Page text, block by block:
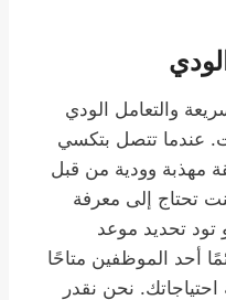
والتعامل الودي
عندما تتصل بتكسي
مهذبة وودية من قبل
تحتاج إلى معرفة
تود تحديد موعد
أحد الموظفين متاحًا
احتياجاتك. نحن نقدر